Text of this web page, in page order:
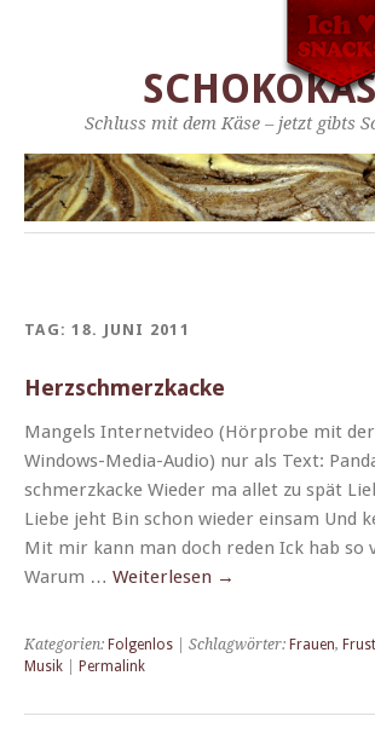
Schluss mit dem Käse – jetzt gibts
TAG:18. JUNI 2011
Herzschmerzkacke
Man­gels Inter­netvideo (Hör­probe mit
Win­­dows-Media-Audio) nur als Text:
schmerzkacke Wieder ma allet zu spät
Liebe jeht Bin schon wieder ein­sam Und
Mit mir kann man doch reden Ick hab so
Warum … Weit­er­lesen →
Kategorien: Folgenlos | Schlagwörter: Frauen,
Musik
Permalink